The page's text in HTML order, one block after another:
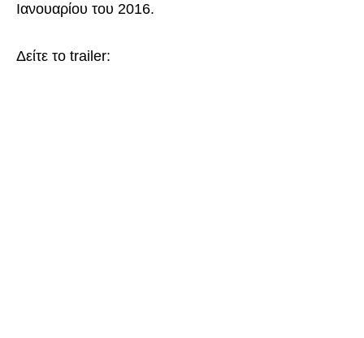
Ιανουαρίου του 2016.
Δείτε το trailer: